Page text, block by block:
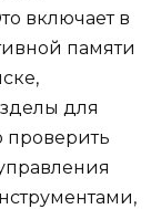
включает в
памяти
для
проверить